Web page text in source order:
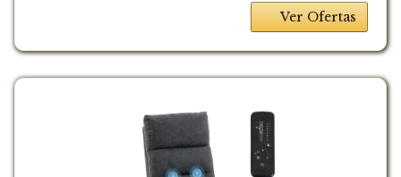
Ver Ofertas